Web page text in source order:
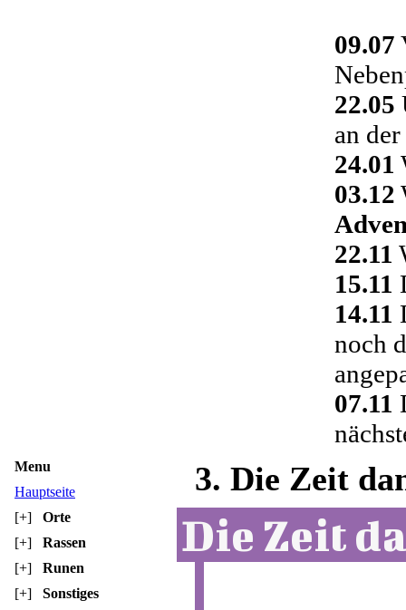
09.07
22.05
an
24.01
03.12
22.11
15.11
14.11
noch
07.11
Menu
Hauptseite
[+]
Orte
[+]
Rassen
[+]
Runen
[+]
Sonstiges
3. Die Zeit
Die Zeit